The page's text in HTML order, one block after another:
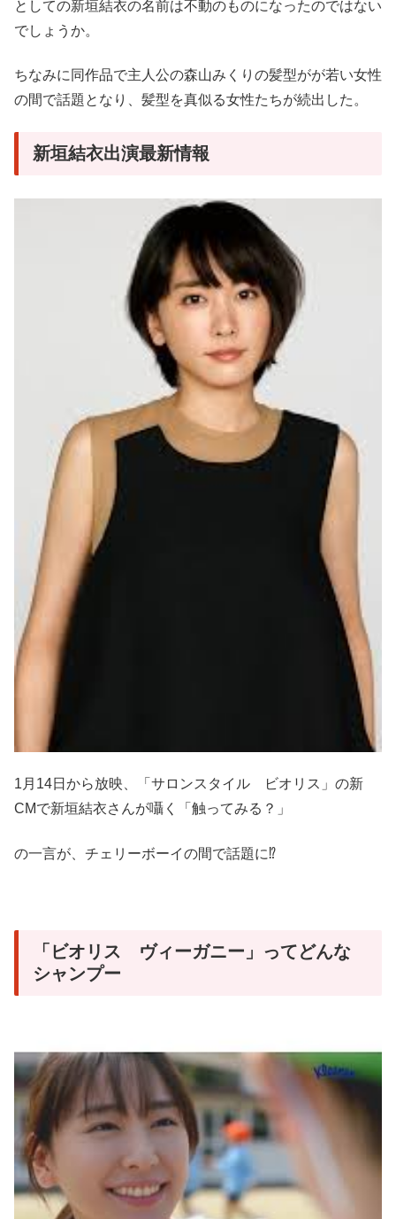
としての新垣結衣の名前は不動のものになったのではない
でしょうか。
ちなみに同作品で主人公の森山みくりの髪型がが若い女性
の間で話題となり、髪型を真似る女性たちが続出した。
新垣結衣出演最新情報
1月14日から放映、「サロンスタイル ビオリス」の新
CMで新垣結衣さんが囁く「触ってみる？」
の一言が、チェリーボーイの間で話題に⁉︎
「ビオリス ヴィーガニー」ってどんな
シャンプー